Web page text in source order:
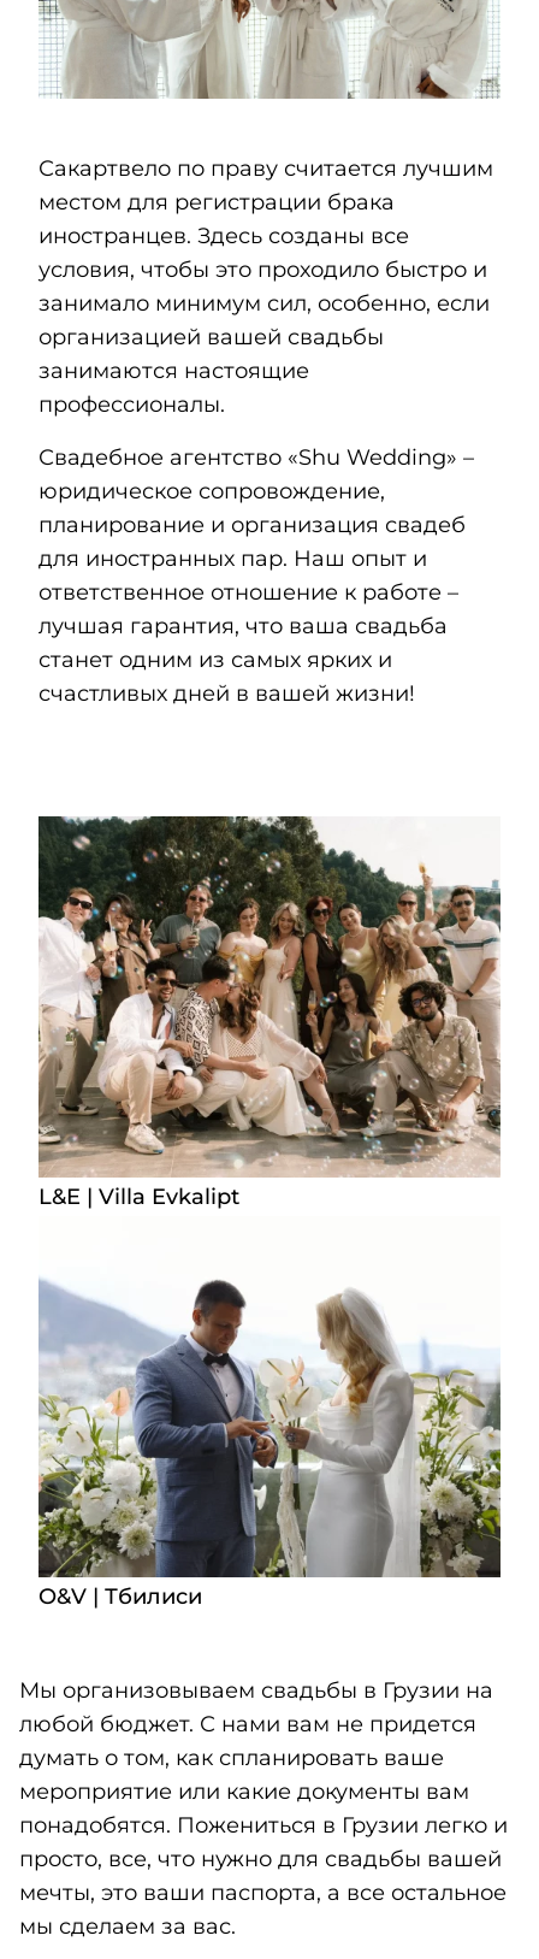
Сакартвело по праву считается лучшим
местом для регистрации брака
иностранцев. Здесь созданы все
условия, чтобы это проходило быстро и
занимало минимум сил, особенно, если
организацией вашей свадьбы
занимаются настоящие
профессионалы.
Свадебное агентство «Shu Wedding» –
юридическое сопровождение,
планирование и организация свадеб
для иностранных пар. Наш опыт и
ответственное отношение к работе –
лучшая гарантия, что ваша свадьба
станет одним из самых ярких и
счастливых дней в вашей жизни!
L&E | Villa Evkalipt
O&V | Тбилиси
Мы организовываем свадьбы в Грузии на
любой бюджет. С нами вам не придется
думать о том, как спланировать ваше
мероприятие или какие документы вам
понадобятся. Пожениться в Грузии легко и
просто, все, что нужно для свадьбы вашей
мечты, это ваши паспорта, а все остальное
мы сделаем за вас.